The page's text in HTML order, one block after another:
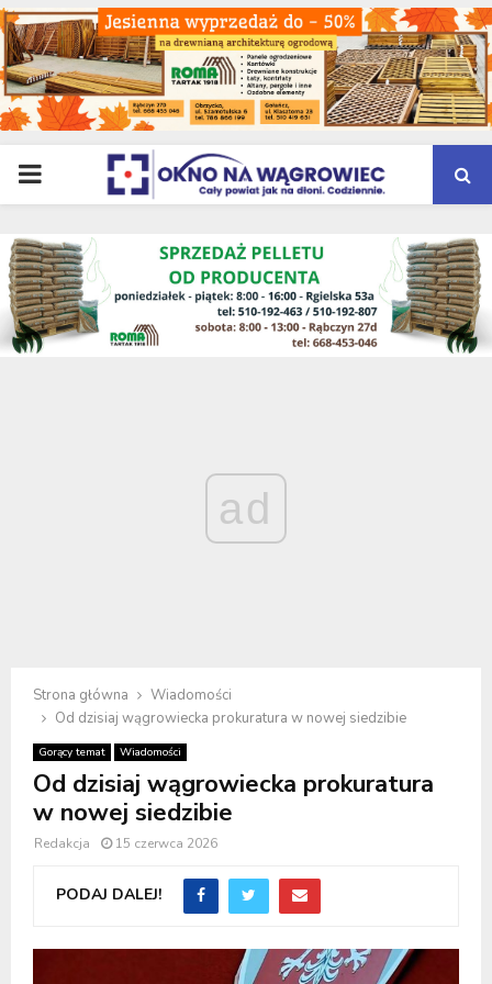
PRIMARY
MENU
ad
Strona główna
Wiadomości
Od dzisiaj wągrowiecka prokuratura w nowej siedzibie
Gorący temat Wiadomości
Od dzisiaj wągrowiecka prokuratura
w nowej siedzibie
Redakcja 15 czerwca 2026
PODAJ DALEJ!